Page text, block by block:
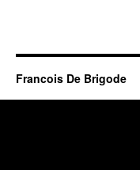
Francois De Brigode